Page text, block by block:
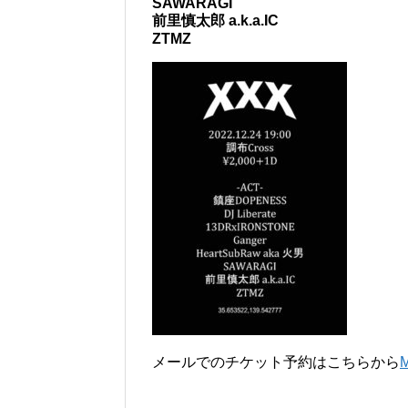
SAWARAGI
前里慎太郎 a.k.a.IC
ZTMZ
メールでのチケット予約はこちらから